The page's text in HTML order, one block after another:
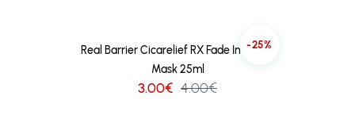
-25%
Real Barrier Cicarelief RX Fade In Serum
Mask 25ml
3.00€ 4.00€